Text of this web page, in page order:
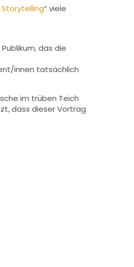
“ viele
das die
innen tatsächlich
im trüben Teich
dass dieser Vortrag